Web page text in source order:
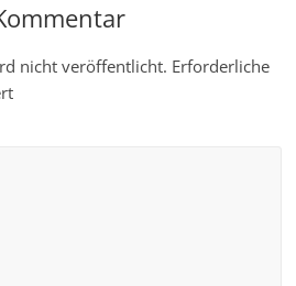
nicht veröffentlicht. Erforderliche